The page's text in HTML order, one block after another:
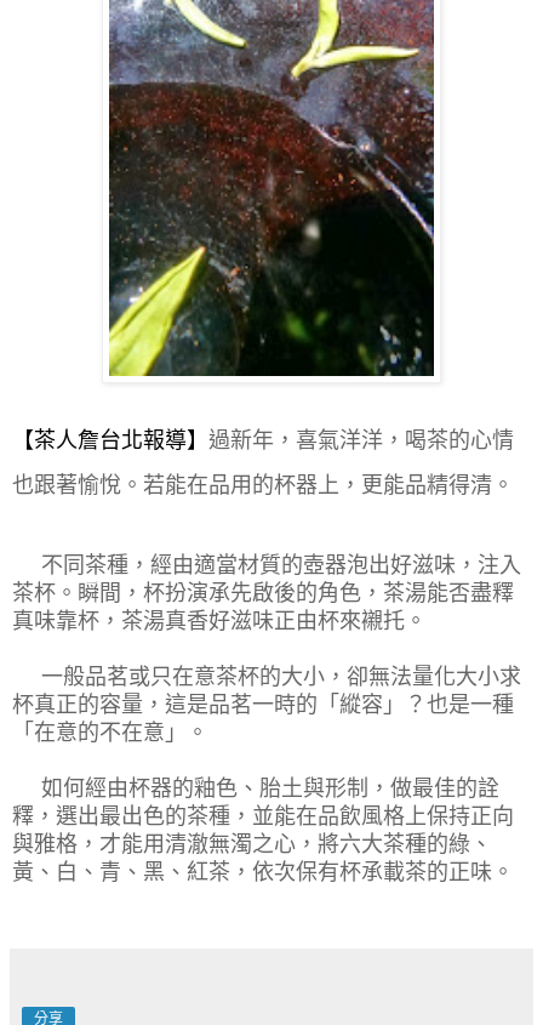
【茶人詹台北報導】 過新年，喜氣洋洋，喝茶的心情
也跟著愉悅。若能在品用的杯器上，更能品精得清。
不同茶種，經由適當材質的壺器泡出好滋味，注入
茶杯。瞬間，杯扮演承先啟後的角色，茶湯能否盡釋
真味靠杯，茶湯真香好滋味正由杯來襯托。
一般品茗或只在意茶杯的大小，卻無法量化大小求
杯真正的容量，這是品茗一時的「縱容」？也是一種
「在意的不在意」。
如何經由杯器的釉色、胎土與形制，做最佳的詮
釋，選出最出色的茶種，並能在品飲風格上保持正向
與雅格，才能用清澈無濁之心，將六大茶種的綠、
黃、白、青、黑、紅茶，依次保有杯承載茶的正味。
分享